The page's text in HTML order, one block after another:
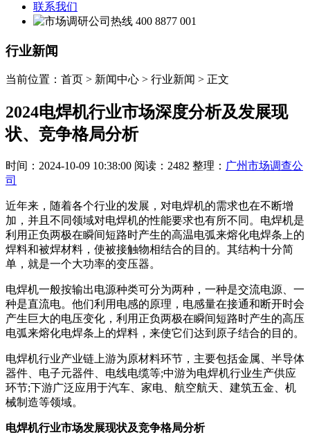
联系我们
400 8877 001
行业新闻
当前位置：首页 > 新闻中心 > 行业新闻 > 正文
2024电焊机行业市场深度分析及发展现
状、竞争格局分析
时间：2024-10-09 10:38:00 阅读：2482 整理： 广州市场调查公
司
近年来，随着各个行业的发展，对电焊机的需求也在不断增
加，并且不同领域对电焊机的性能要求也有所不同。电焊机是
利用正负两极在瞬间短路时产生的高温电弧来熔化电焊条上的
焊料和被焊材料，使被接触物相结合的目的。其结构十分简
单，就是一个大功率的变压器。
电焊机一般按输出电源种类可分为两种，一种是交流电源、一
种是直流电。他们利用电感的原理，电感量在接通和断开时会
产生巨大的电压变化，利用正负两极在瞬间短路时产生的高压
电弧来熔化电焊条上的焊料，来使它们达到原子结合的目的。
电焊机行业产业链上游为原材料环节，主要包括金属、半导体
器件、电子元器件、电线电缆等;中游为电焊机行业生产供应
环节;下游广泛应用于汽车、家电、航空航天、建筑五金、机
械制造等领域。
电焊机行业市场发展现状及竞争格局分析